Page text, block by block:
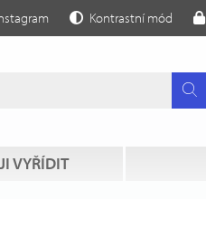
Kontrastní mód
VYŘÍDIT